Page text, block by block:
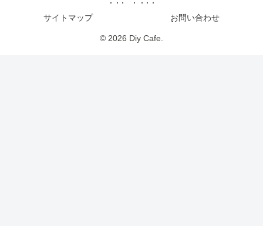
サイトマップ お問い合わせ
© 2026 Diy Cafe.